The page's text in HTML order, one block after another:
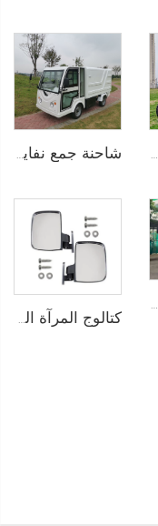
شاحنة جمع نفايات كهربائية LS6023X
كتالوج المرآة الجانبية